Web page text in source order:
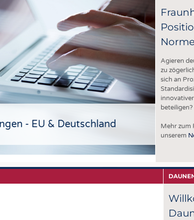
- EU & Deutschland
Agieren
zu
sich an
beteiligen?
Mehr zum
unserem